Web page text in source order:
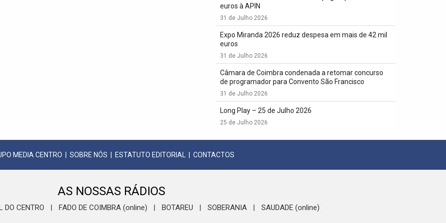
euros à APIN
31 de Julho 2026
Expo Miranda 2026 reduz despesa em mais de 42 mil
euros
31 de Julho 2026
Câmara de Coimbra condenada a retomar concurso
de programador para Convento São Francisco
31 de Julho 2026
Long Play – 25 de Julho 2026
25 de Julho 2026
MEDIA CENTRO SOBRE NÓS ESTATUTO EDITORIAL CONTACTOS
AS NOSSAS RÁDIOS
DO CENTRO FADO DE COIMBRA (online) BOTAREU SOBERANIA SAUDADE (online)